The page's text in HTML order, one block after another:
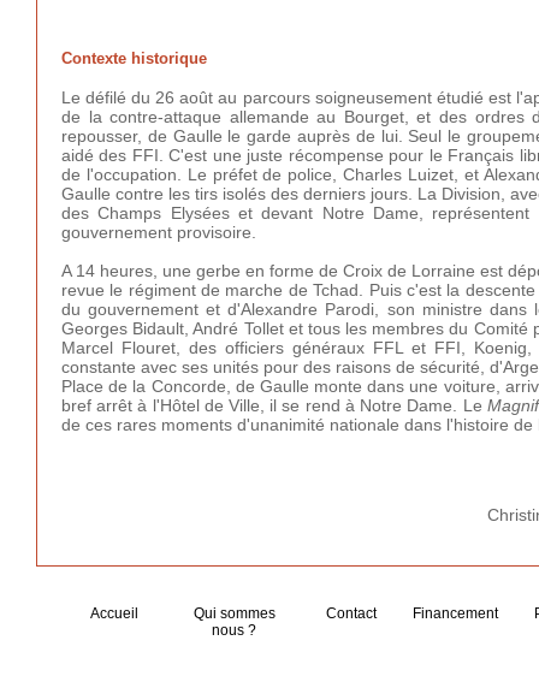
Contexte historique
Le défilé du 26 août au parcours soigneusement étudié est
de la contre-attaque allemande au Bourget, et des ordres
repousser, de Gaulle le garde auprès de lui. Seul le
aidé des FFI. C'est une juste récompense pour le Français
de l'occupation. Le préfet de police, Charles Luizet, et
Gaulle contre les tirs isolés des derniers jours. La Division,
des Champs Elysées et devant Notre Dame,
gouvernement provisoire.
A 14 heures, une gerbe en forme de Croix de Lorraine est
revue le régiment de marche de Tchad. Puis c'est la
du gouvernement et d'Alexandre Parodi, son ministre
Georges Bidault, André Tollet et tous les membres du
Marcel Flouret, des officiers généraux FFL et FFI,
constante avec ses unités pour des raisons de sécurité,
Place de la Concorde, de Gaulle monte dans une voiture,
bref arrêt à l'Hôtel de Ville, il se rend à Notre Dame. Le
de ces rares moments d'unanimité nationale dans l'histoire
Accueil
Qui sommes
nous ?
Contact Financement